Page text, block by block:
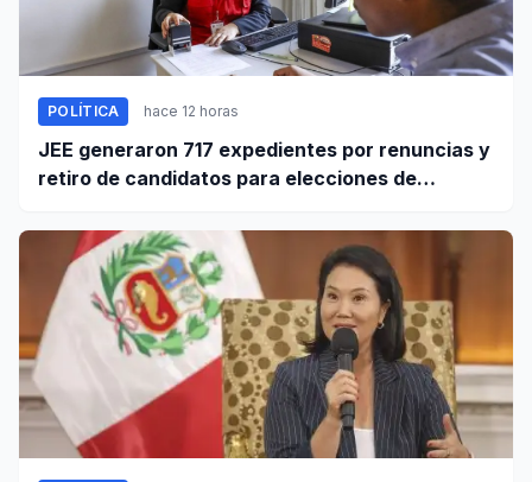
POLÍTICA hace 12 horas
JEE generaron 717 expedientes por renuncias y
retiro de candidatos para elecciones de